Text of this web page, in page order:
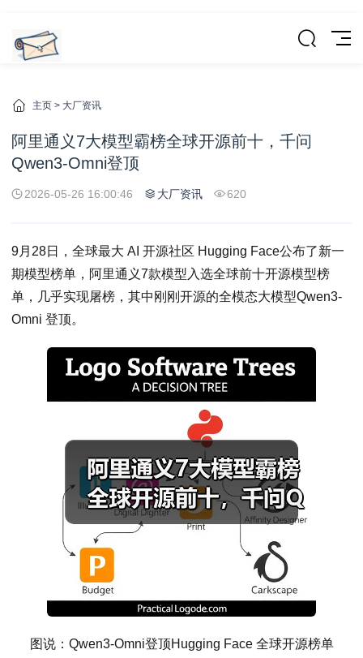
主页 > 大厂资讯
阿里通义7大模型霸榜全球开源前十，千问
Qwen3-Omni登顶
2026-05-26 16:00:46 大厂资讯 620
9月28日，全球最大 AI 开源社区 Hugging Face公布了新一
期模型榜单，阿里通义7款模型入选全球前十开源模型榜
单，几乎实现屠榜，其中刚刚开源的全模态大模型Qwen3-
Omni 登顶。
图说：Qwen3-Omni登顶Hugging Face 全球开源榜单